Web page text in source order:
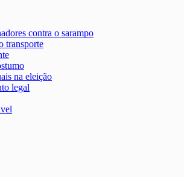
contra o sarampo
transporte
na eleição
legal